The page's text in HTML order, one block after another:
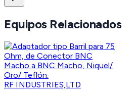
Equipos Relacionados
RF INDUSTRIES,LTD